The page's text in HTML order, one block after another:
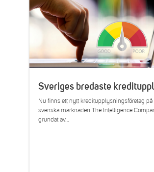
Sveriges bredaste
Nu finns ett nytt kreditupplysningsföretag på
svenska marknaden The Intelligence
grundat av…